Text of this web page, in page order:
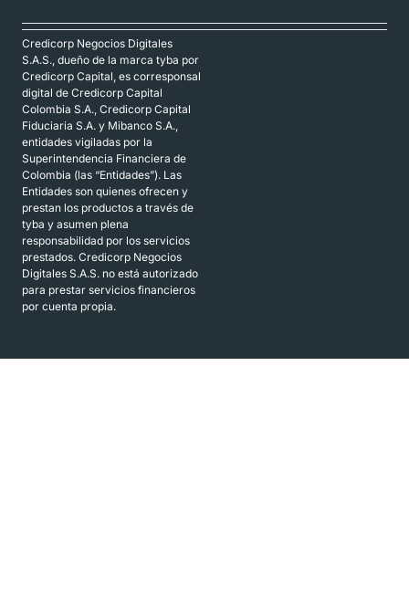
Credicorp Negocios Digitales
S.A.S., dueño de la marca tyba por
Credicorp Capital, es corresponsal
digital de Credicorp Capital
Colombia S.A., Credicorp Capital
Fiduciaria S.A. y Mibanco S.A.,
entidades vigiladas por la
Superintendencia Financiera de
Colombia (las “Entidades”). Las
Entidades son quienes ofrecen y
prestan los productos a través de
tyba y asumen plena
responsabilidad por los servicios
prestados. Credicorp Negocios
Digitales S.A.S. no está autorizado
para prestar servicios financieros
por cuenta propia.